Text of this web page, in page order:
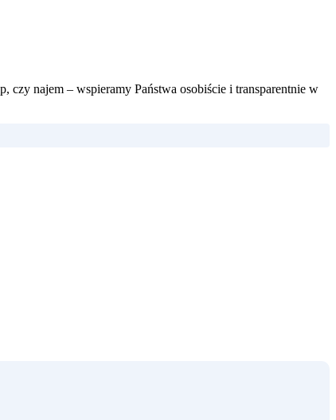
czy najem – wspieramy Państwa osobiście i transparentnie w